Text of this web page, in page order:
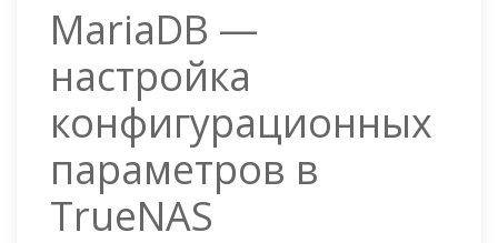
MariaDB —
настройка
конфигурационных
параметров в
TrueNAS